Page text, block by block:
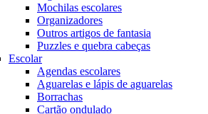
Mochilas escolares
Organizadores
Outros artigos de fantasia
Puzzles e quebra cabeças
Escolar
Agendas escolares
Aguarelas e lápis de aguarelas
Borrachas
Cartão ondulado